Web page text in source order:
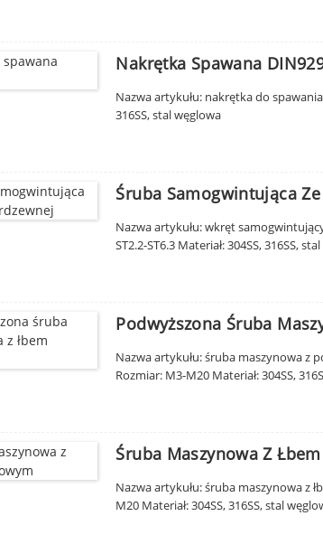
Nakrętka Spawana
Nazwa artykułu: nakrętka do
316SS, stal węglowa
Śruba Samogwintująca
Nazwa artykułu: wkręt
ST2.2-ST6.3 Materiał: 304SS, 316SS,
Podwyższona Śruba
Nazwa artykułu: śruba maszynowa z
Rozmiar: M3-M20 Materiał: 304SS,
Śruba Maszynowa Z
Nazwa artykułu: śruba maszynowa z
M20 Materiał: 304SS, 316SS, stal